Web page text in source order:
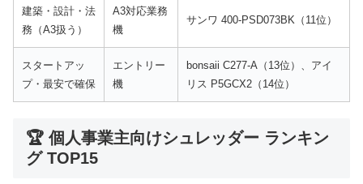
建築・設計・法
務（A3扱う）
A3対応業務
機
サンワ 400-PSD073BK（11位）
スタートアッ
プ・最安で確保
エントリー
機
bonsaii C277-A（13位）、アイ
リス P5GCX2（14位）
🏆 個人事業主向けシュレッダー ランキン
グ TOP15